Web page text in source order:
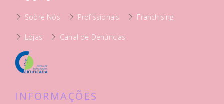
Sobre Nós Profissionais Franchising
Lojas Canal de Denúncias
INFORMAÇÕES